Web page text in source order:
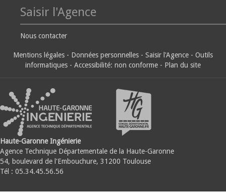
Saisir l'Agence
Nous contacter
Mentions légales - Données personnelles - Saisir l'Agence - Outils
informatiques - Accessibilité: non conforme - Plan du site
Haute-Garonne Ingénierie
Agence Technique Départementale de la Haute-Garonne
54, boulevard de l'Embouchure, 31200 Toulouse
Tél : 05.34.45.56.56